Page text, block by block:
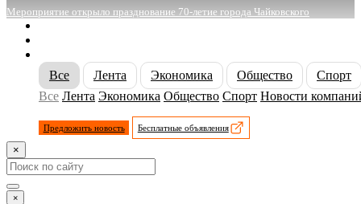
Мероприятие открыло празднование 70-летие города Чайковского
Все
Лента Экономика Общество
Спорт
Все Лента Экономика Общество Спорт Новости
Предложить новость Бесплатные объявления
×
×